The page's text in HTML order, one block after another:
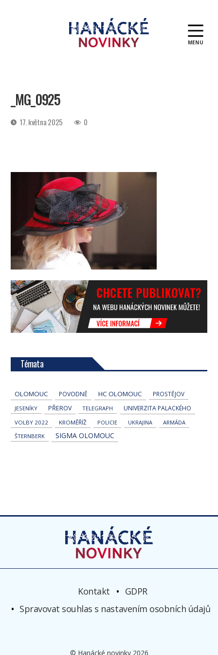
MENU
_MG_0925
Datum17. května 2025 0
Témata
OLOMOUC POVODNĚ HC OLOMOUC PROSTĚJOV
JESENÍKY PŘEROV TELEGRAPH UNIVERZITA PALACKÉHO
VOLBY 2022 KROMĚŘÍŽ POLICIE UKRAJINA
ARMÁDA
ŠTERNBERK
SIGMA OLOMOUC
Kontakt
GDPR
Spravovat souhlas s nastavením osobních údajů
© Hanácké novinky 2026